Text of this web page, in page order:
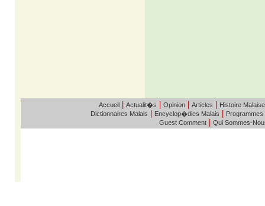
Accueil| Actualit�s Opinion| Articles Histoire Malaise
Dictionnaires Malais Encyclop�dies Malais Programmes
Guest Comment Qui Sommes-